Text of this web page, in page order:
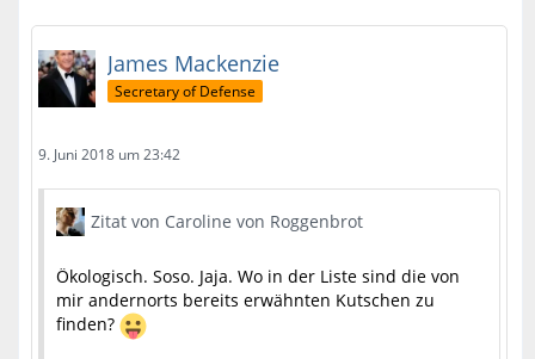
James Mackenzie
Secretary of Defense
9. Juni 2018 um 23:42
Zitat von Caroline von Roggenbrot
Ökologisch. Soso. Jaja. Wo in der Liste sind die von
mir andernorts bereits erwähnten Kutschen zu
finden?